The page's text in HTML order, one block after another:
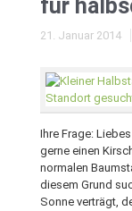
für
21. Januar 2014
Ihre Frage:
gerne einen
normalen
diesem Grund
Sonne verträgt,